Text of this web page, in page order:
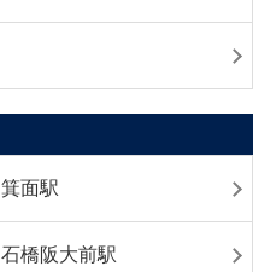
箕面駅
石橋阪大前駅